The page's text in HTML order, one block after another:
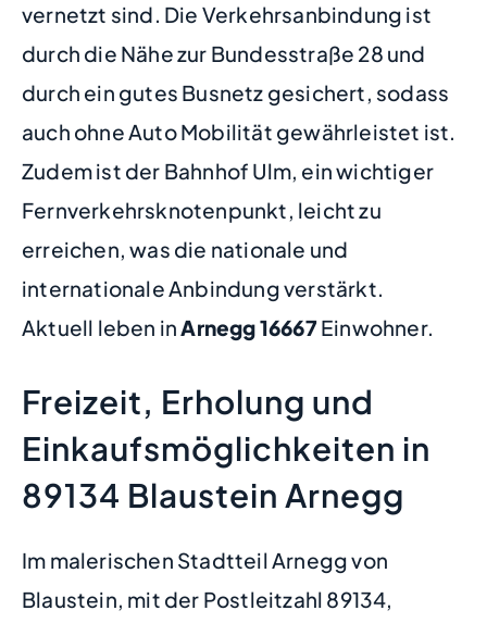
vernetzt sind. Die Verkehrsanbindung ist
durch die Nähe zur Bundesstraße 28 und
durch ein gutes Busnetz gesichert, sodass
auch ohne Auto Mobilität gewährleistet ist.
Zudem ist der Bahnhof Ulm, ein wichtiger
Fernverkehrsknotenpunkt, leicht zu
erreichen, was die nationale und
internationale Anbindung verstärkt.
Aktuell leben inArnegg16667Einwohner.
Freizeit, Erholung und
Einkaufsmöglichkeiten in
89134 Blaustein Arnegg
Im malerischen Stadtteil Arnegg von
Blaustein, mit der Postleitzahl 89134,